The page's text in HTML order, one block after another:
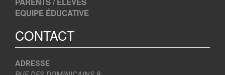
EQUIPE ÉDUCATIVE
CONTACT
ADRESSE